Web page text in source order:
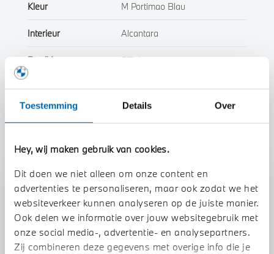
Toestemming Details Over
Hey, wij maken gebruik van cookies.
Dit doen we niet alleen om onze content en
advertenties te personaliseren, maar ook zodat we het
websiteverkeer kunnen analyseren op de juiste manier.
Ook delen we informatie over jouw websitegebruik met
onze social media-, advertentie- en analysepartners.
Zij combineren deze gegevens met overige info die je
Uw auto inruilen?
Kleur M Portimao Blau
Interieur Alcantara
Btw/Marge BTW
Toon alle eigenschappen